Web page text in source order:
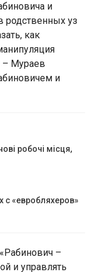
и
родственных уз
как
– Мураев
и
робочі місця,
с «евробляхеров»
–
и управлять